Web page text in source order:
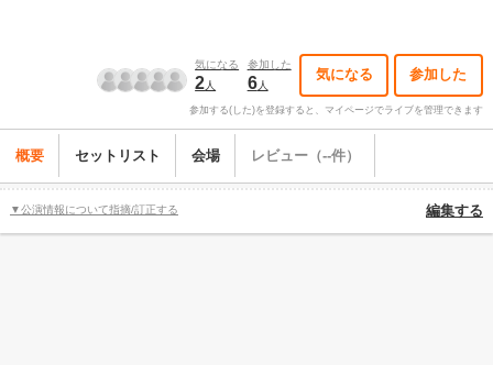
気になる
2人
参加した
6人
気になる 参加した
参加する(した)を登録すると、マイページでライブを管理できます
概要 セットリスト 会場 レビュー（--件）
▼公演情報について指摘/訂正する 編集する